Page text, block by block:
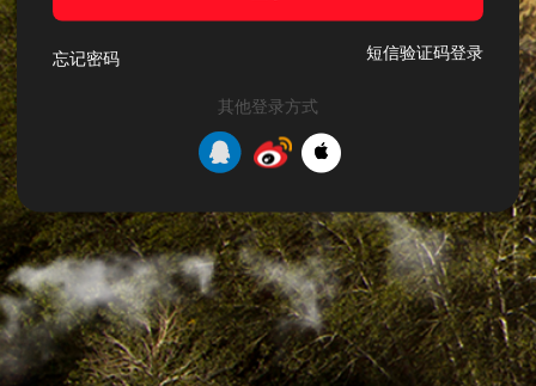
忘记密码 短信验证码登录
其他登录方式